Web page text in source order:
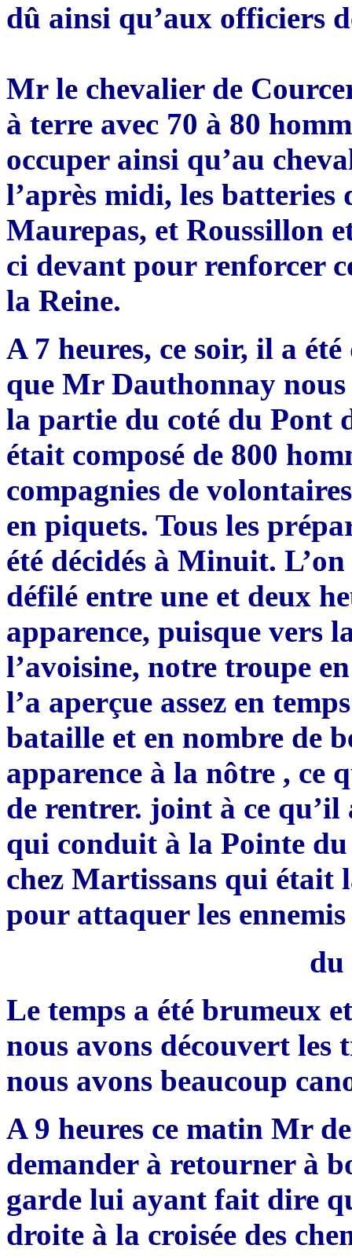
dû ainsi qu’aux officiers
Mr le chevalier de
à terre avec 70 à 80
occuper ainsi qu’au
l’après midi, les batteries
Maurepas, et Roussillon
ci devant pour renforcer
la Reine.
A 7 heures, ce soir, il a
que Mr Dauthonnay
la partie du coté du Pont
était composé de 800
compagnies de
en piquets. Tous les
été décidés à Minuit.
défilé entre une et deux
apparence, puisque vers
l’avoisine, notre troupe
l’a aperçue assez en
bataille et en nombre de
apparence à la nôtre , ce
de rentrer. joint à ce qu’il
qui conduit à la Pointe
chez Martissans qui était
pour attaquer les
Le temps a été brumeux
nous avons découvert les
nous avons beaucoup
A 9 heures ce matin Mr
demander à retourner à
garde lui ayant fait dire
droite à la croisée des